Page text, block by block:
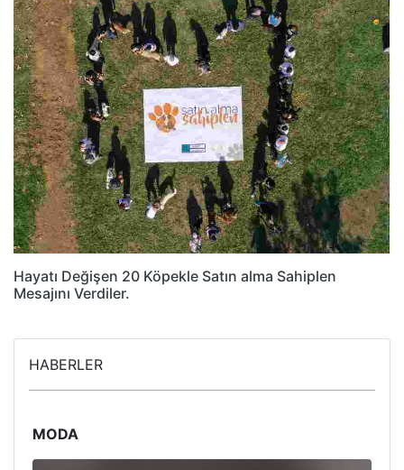
Hayatı Değişen 20 Köpekle Satın alma Sahiplen
Mesajını Verdiler.
HABERLER
MODA